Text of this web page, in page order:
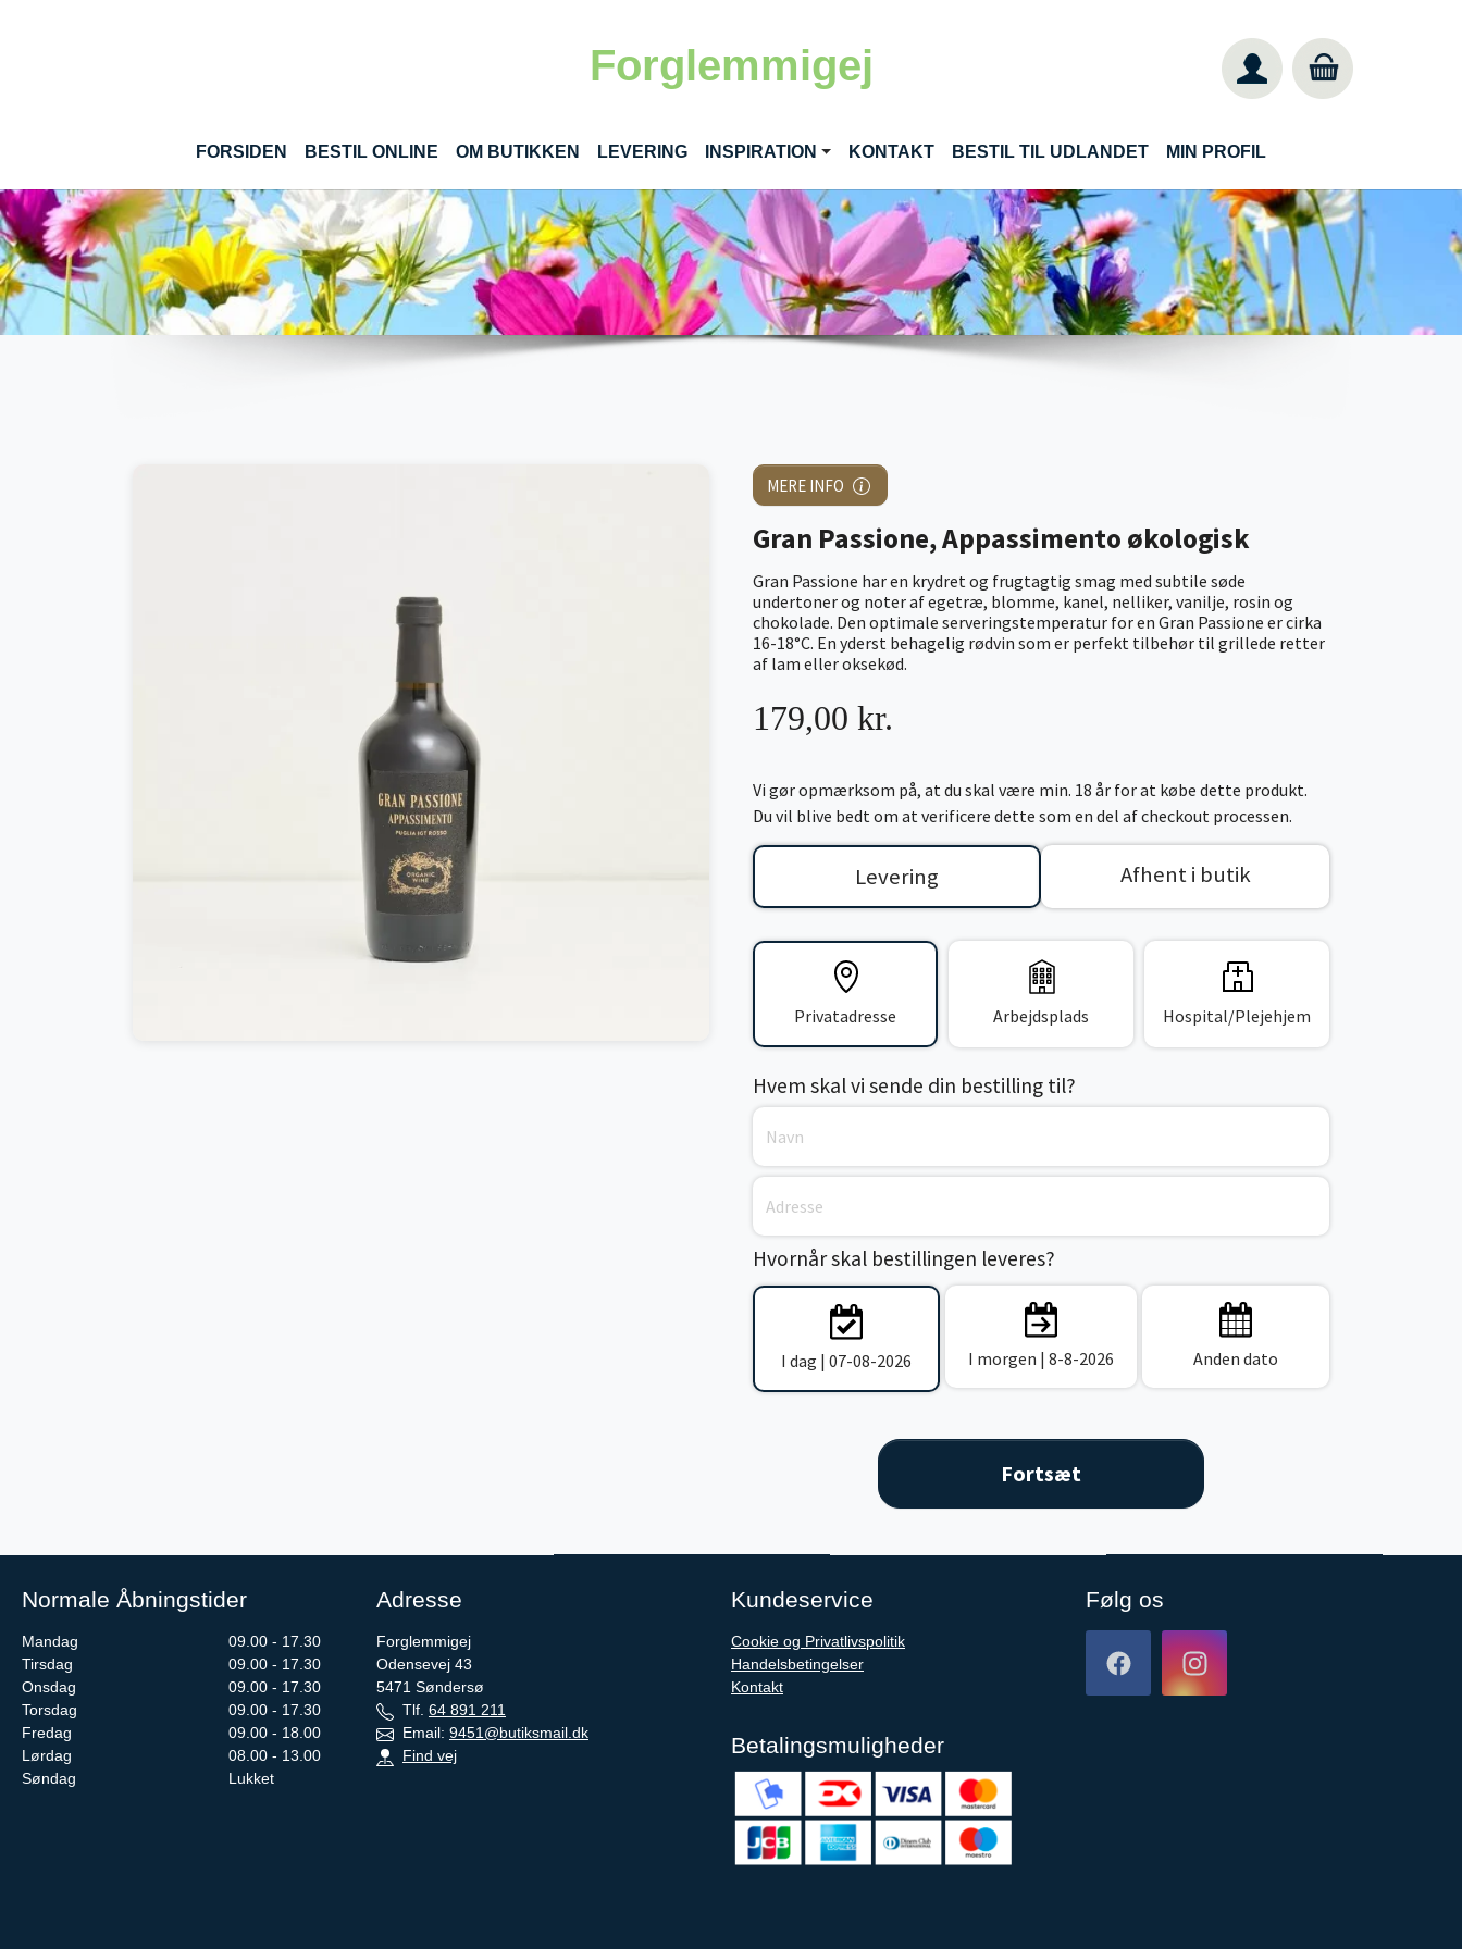
Forglemmigej
FORSIDEN BESTIL ONLINE(CURRENT)
OM BUTIKKEN LEVERING INSPIRATION KONTAKT BESTIL TIL UDLANDET MIN PROFIL
MERE INFO
Gran Passione, Appassimento økologisk
Gran Passione har en krydret og frugtagtig smag med subtile søde
undertoner og noter af egetræ, blomme, kanel, nelliker, vanilje, rosin og
chokolade. Den optimale serveringstemperatur for en Gran Passione er cirka
16-18°C. En yderst behagelig rødvin som er perfekt tilbehør til grillede retter
af lam eller oksekød.
179,00 kr.
Vi gør opmærksom på, at du skal være min. 18 år for at købe dette produkt.
Du vil blive bedt om at verificere dette som en del af checkout processen.
Levering Afhent i butik
Privatadresse Arbejdsplads Hospital/Plejehjem
Hvem skal vi sende din bestilling til?
Hvornår skal bestillingen leveres?
I dag | 07-08-2026 I morgen | 8-8-2026 Anden dato
Normale Åbningstider
Mandag
09.00 - 17.30
Tirsdag
09.00 - 17.30
Onsdag
09.00 - 17.30
Torsdag
09.00 - 17.30
Fredag
09.00 - 18.00
Lørdag
08.00 - 13.00
Søndag
Lukket
Adresse
Forglemmigej
Odensevej 43
5471 Søndersø
Tlf. 64 891 211
Email: 9451@butiksmail.dk
Find vej
Kundeservice
Cookie og Privatlivspolitik
Handelsbetingelser
Kontakt
Betalingsmuligheder
Følg os